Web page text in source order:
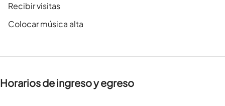
Recibir visitas
Colocar música alta
Horarios de ingreso y egreso